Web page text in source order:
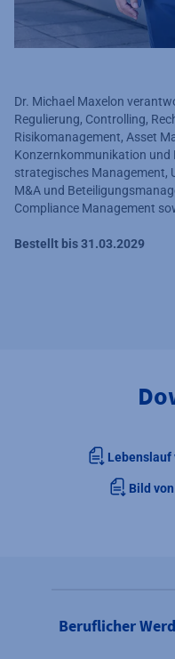
Dr. Michael Maxelon
Regulierung, Controlling,
Risikomanagement, Asset
Konzernkommunikation
strategisches Management,
M&A und
Compliance Management
Bestellt bis 31.03.2029
Lebenslauf
Bild
Beruflicher